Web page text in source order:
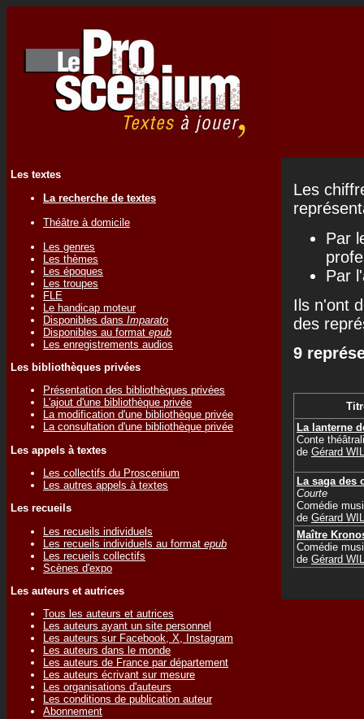
Les textes
La recherche de textes
Théâtre à domicile
Les genres
Les thèmes
Les époques
Les troupes
FLE
Le handicap moteur
Disponibles dans Imparato
Disponibles au format epub
Les enregistrements audios
Les bibliothèques privées
Présentation des bibliothèques privées
L'ajout d'une bibliothèque privée
La modification d'une bibliothèque privée
La consultation d'une bibliothèque privée
Les appels à textes
Les collectifs du Proscenium
Les autres appels à textes
Les recueils
Les recueils individuels
Les recueils individuels au format epub
Les recueils collectifs
Scènes d'expo
Les auteurs et autrices
Tous les auteurs et autrices
Les auteurs ayant un site personnel
Les auteurs sur Facebook, X, Instagram
Les auteurs dans le monde
Les auteurs de France par département
Les auteurs écrivant sur mesure
Les organisations d'auteurs
Les conditions de publication auteur
Abonnement
Les
Par
Par
Ils n'ont
des
9
La lanterne
Conte
de Gérard
La saga des
Courte
Comédie
de Gérard
Maître
Comédie
de Gérard